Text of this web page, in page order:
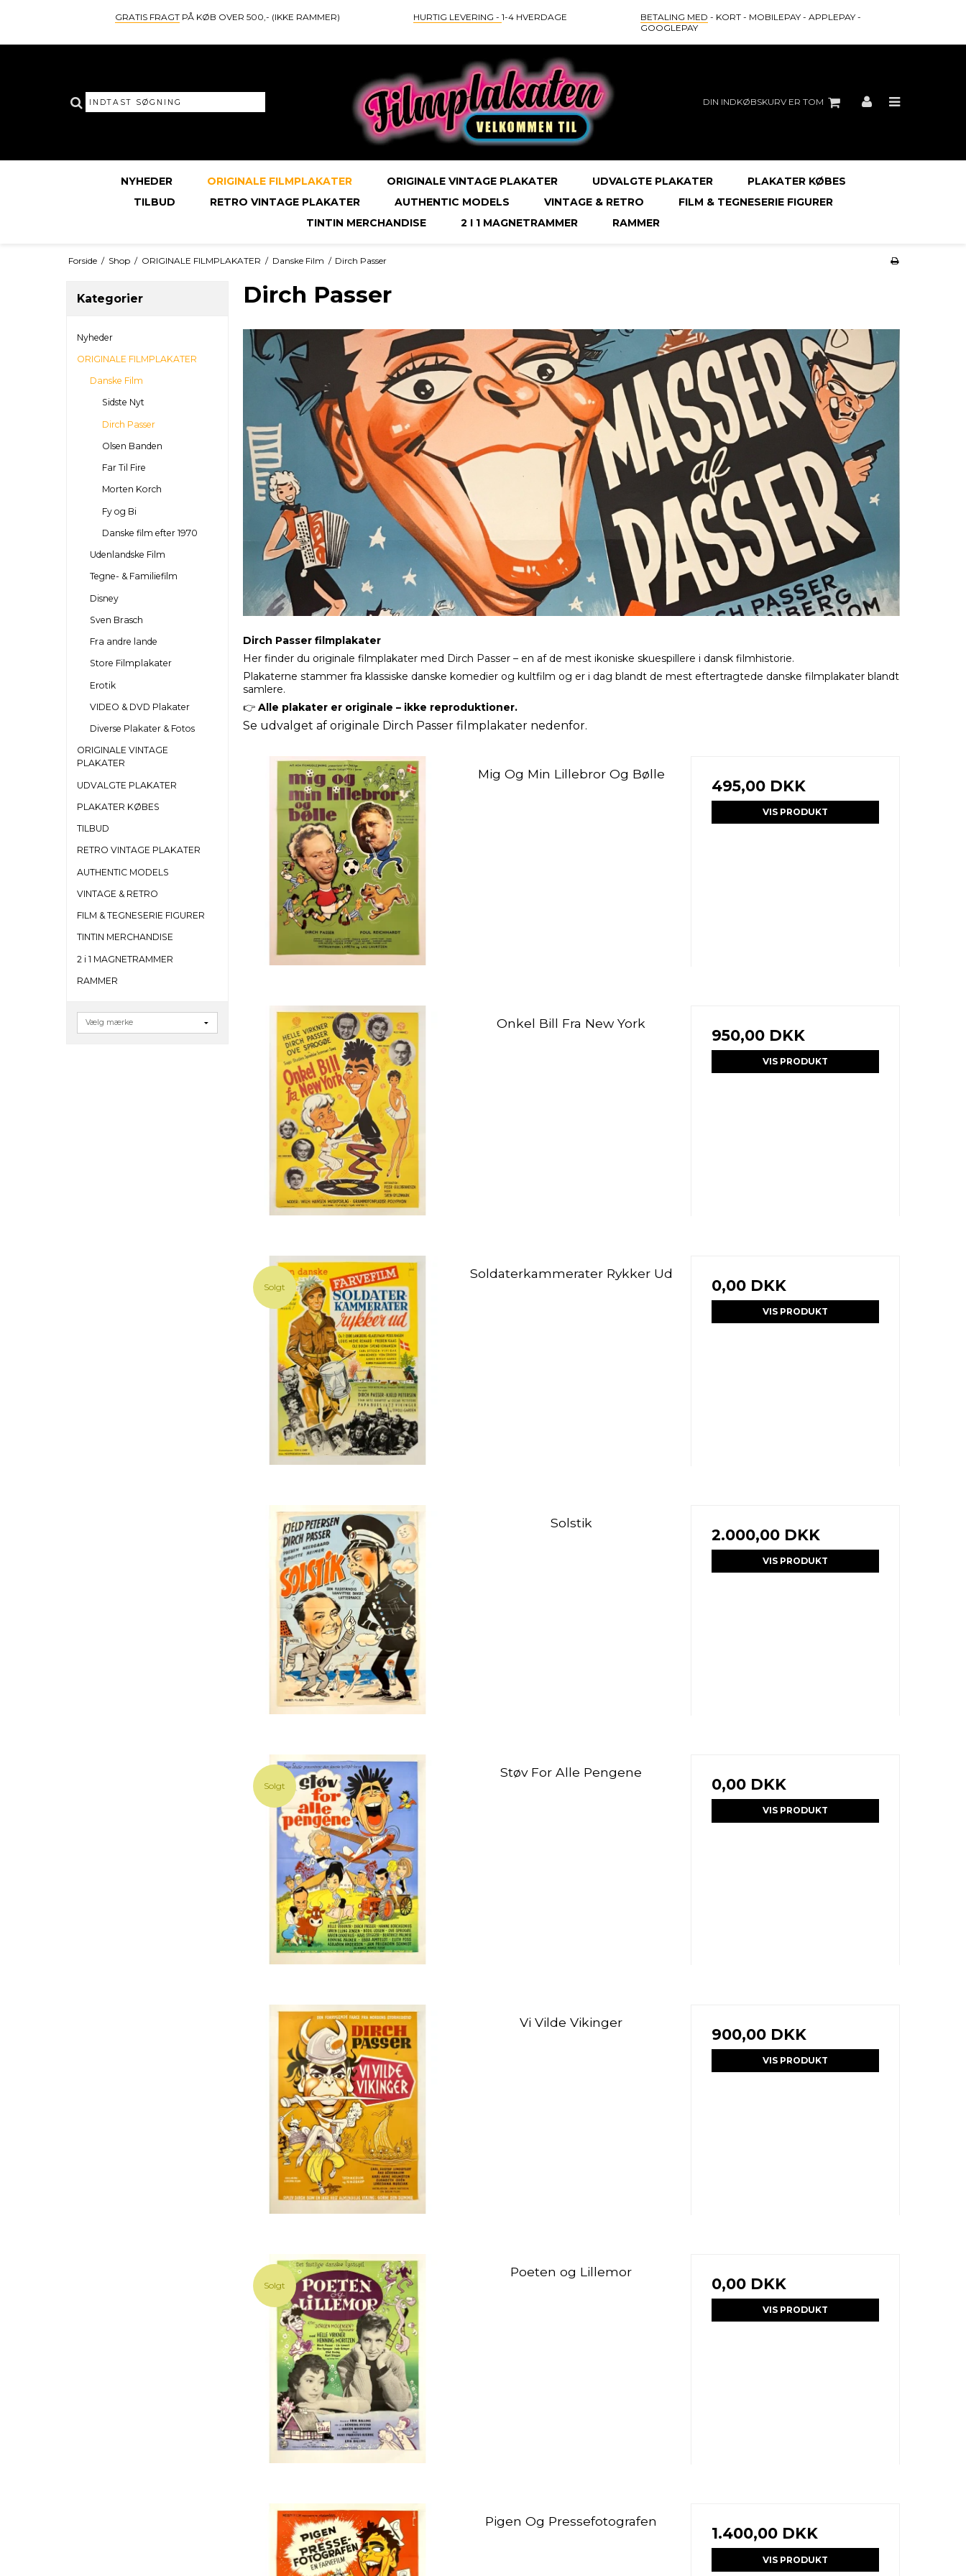
GRATIS FRAGTPÅ KØB OVER 500,- (IKKE RAMMER) HURTIG LEVERING - 1-4 HVERDAGE BETALING MED - KORT - MOBILEPAY - APPLEPAY -
GOOGLEPAY
DIN INDKØBSKURV ER TOM
NYHEDER ORIGINALE FILMPLAKATER ORIGINALE VINTAGE PLAKATER UDVALGTE PLAKATER
PLAKATER KØBES
TILBUD
RETRO VINTAGE PLAKATER AUTHENTIC MODELS VINTAGE & RETRO
FILM & TEGNESERIE FIGURER
TINTIN MERCHANDISE
2 I 1 MAGNETRAMMER RAMMER
Forside / Shop / ORIGINALE FILMPLAKATER / Danske Film / Dirch Passer
Kategorier
Nyheder
ORIGINALE FILMPLAKATER
Danske Film
Sidste Nyt
Dirch Passer
Olsen Banden
Far Til Fire
Morten Korch
Fy og Bi
Danske film efter 1970
Udenlandske Film
Tegne- & Familiefilm
Disney
Sven Brasch
Fra andre lande
Store Filmplakater
Erotik
VIDEO & DVD Plakater
Diverse Plakater & Fotos
ORIGINALE VINTAGE
PLAKATER
UDVALGTE PLAKATER
PLAKATER KØBES
TILBUD
RETRO VINTAGE PLAKATER
AUTHENTIC MODELS
VINTAGE & RETRO
FILM & TEGNESERIE FIGURER
TINTIN MERCHANDISE
2 i 1 MAGNETRAMMER
RAMMER
Dirch Passer
Dirch Passer filmplakater
Her finder du originale filmplakater med Dirch Passer – en af de mest ikoniske skuespillere i dansk filmhistorie.
Plakaterne stammer fra klassiske danske komedier og kultfilm og er i dag blandt de mest eftertragtede danske filmplakater blandt
samlere.
👉 Alle plakater er originale – ikke reproduktioner.
Se udvalget af originale Dirch Passer filmplakater nedenfor.
Mig Og Min Lillebror Og Bølle
495,00 DKK
VIS PRODUKT
Onkel Bill Fra New York
950,00 DKK
VIS PRODUKT
Solgt
Soldaterkammerater Rykker Ud
0,00 DKK
VIS PRODUKT
Solstik
2.000,00 DKK
VIS PRODUKT
Solgt
Støv For Alle Pengene
0,00 DKK
VIS PRODUKT
Vi Vilde Vikinger
900,00 DKK
VIS PRODUKT
Solgt
Poeten og Lillemor
0,00 DKK
VIS PRODUKT
Pigen Og Pressefotografen
1.400,00 DKK
VIS PRODUKT